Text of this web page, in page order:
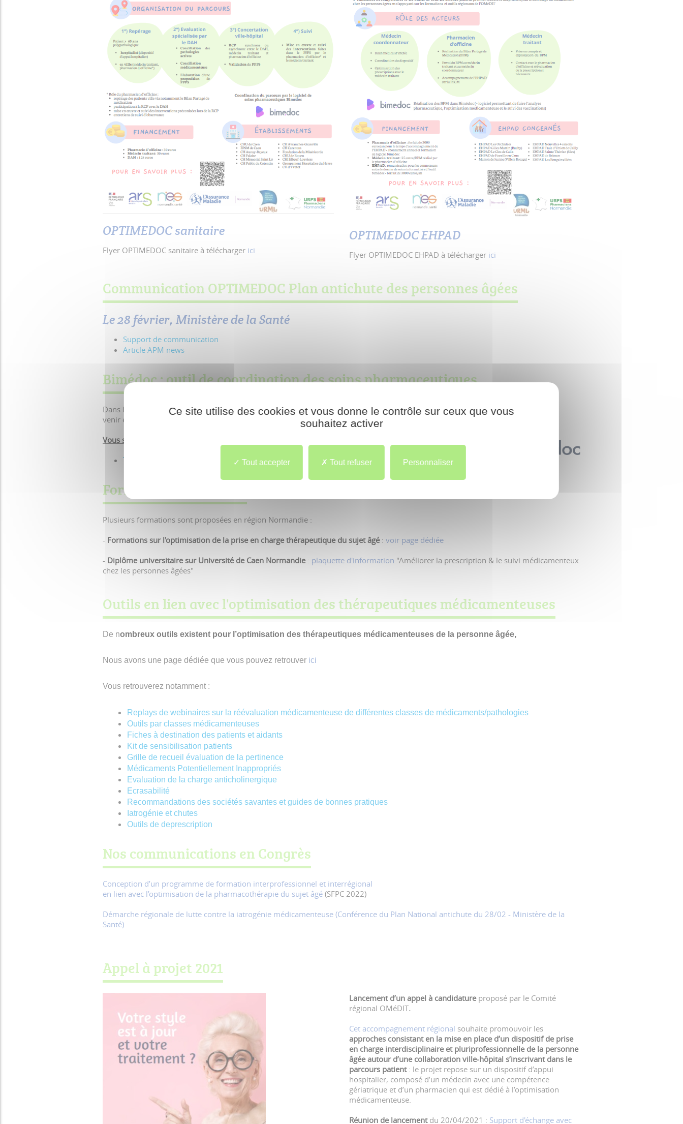
OPTIMEDOC sanitaire
Flyer OPTIMEDOC sanitaire à télécharger ici
OPTIMEDOC EHPAD
Flyer OPTIMEDOC EHPAD à télécharger ici
Communication OPTIMEDOC Plan antichute des personnes âgées
Le 28 février, Ministère de la Santé
Support de communication
Article APM news
Bimédoc : outil de coordination des soins pharmaceutiques
Dans le cadre d'une Commission régionale de choix, le logiciel de soins pharmaceutiques Bimedoca été choisi pour
venir en
de ce projet.
Vous souhaitez prendre part à ce projet, inscrivez-vous gratuitement.
Tutoriel bimedoc
« Inscription et Connexion au service BIMEDOC »
Formations régionales
Plusieurs formations sont proposées en région Normandie :
- Formations sur l'optimisation de la prise en charge thérapeutique du sujet âgé: voir page dédiée
- Diplôme universitaire sur Université de Caen Normandie: plaquette d'information "Améliorer la prescription & le suivi médicamenteux
chez les personnes âgées"
Outils en lien avec l'optimisation des thérapeutiques médicamenteuses
De nombreux outils existent pour l’optimisation des thérapeutiques médicamenteuses de la personne âgée,
Nous avons une page dédiée que vous pouvez retrouver ici
Vous retrouverez notamment :
Replays de webinaires sur la réévaluation médicamenteuse de différentes classes de médicaments/pathologies
Outils par classes médicamenteuses
Fiches à destination des patients et aidants
Kit de sensibilisation patients
Grille de recueil évaluation de la pertinence
Médicaments Potentiellement Inappropriés
Evaluation de la charge anticholinergique
Ecrasabilité
Recommandations des sociétés savantes et guides de bonnes pratiques
Iatrogénie et chutes
Outils de deprescription
Nos communications en Congrès
Conception d’un programme de formation interprofessionnel et interrégional
en lien avec l’optimisation de la pharmacothérapie du sujet âgé (SFPC 2022)
Démarche régionale de lutte contre la iatrogénie médicamenteuse (Conférence du Plan National antichute du 28/02 - Ministère de la
Santé)
Appel à projet 2021
Lancement d’un appel à candidature proposé par le Comité
régional OMéDIT.
Cet accompagnement régional souhaite promouvoir les
approches consistant en la mise en place d’un dispositif de prise
en charge interdisciplinaire et pluriprofessionnelle de la personne
âgée autour d’une collaboration ville-hôpital s’inscrivant dans le
parcours patient: le projet repose sur un dispositif d’appui
hospitalier, composé d’un médecin avec une compétence
gériatrique et d’un pharmacien qui est dédié à l’optimisation
médicamenteuse.
Réunion de lancementdu 20/04/2021 : Support d'échange avec
Ce site utilise des cookies et vous donne le contrôle sur ceux que vous
souhaitez activer
Tout accepter Tout refuser Personnaliser